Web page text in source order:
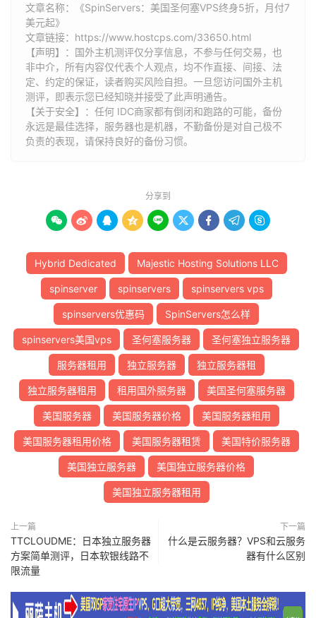
文章名称：《SpinServers：美国圣何塞VPS终身5折，月付7
美元起》
文章链接： https://www.hostcps.com/33650.html
【声明】：国外主机测评仅分享信息，不参与任何交易，也
非中介，所有内容仅代表个人观点，均不作直接、间接、法
定、约定的保证，读者购买风险自担。一旦您访问国外主机
测评，即表示您已经知晓并接受了此声明通告。
【关于安全】：任何 IDC商家都有倒闭和跑路的可能，备份
永远是最佳选择，服务器也是机器，不勤备份是对自己极不
负责的表现，请保持良好的备份习惯。
分享到
        
Hybrid Dedicated Majestic Hosting Solutions LLC
spinserver spinservers spinservers vps
spinservers优惠码 SpinServers怎么样
spinservers美国vps 圣何塞服务器 圣何塞独立服务器
服务器租用 独立服务器 独立服务器租
独立服务器租用 租用国外服务器 美国圣何塞服务器
美国服务器 美国服务器价格 美国服务器租用
美国服务器租用价格 美国服务器租赁 美国特价服务器
美国独立服务器 美国独立服务器价格
美国独立服务器租用
上一篇
TTCLOUDME：日本独立服务器
方案简单测评，日本软银线路不
限流量
下一篇
什么是云服务器？VPS和云服务
器有什么区别